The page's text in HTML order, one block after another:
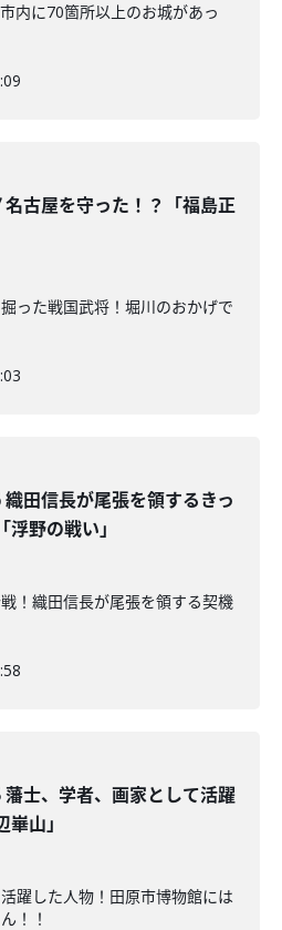
内に70箇所以上のお城があっ
古屋を守った！？「福島正
った戦国武将！堀川のおかげで
田信長が尾張を領するきっ
浮野の戦い」
！織田信長が尾張を領する契機
士、学者、画家として活躍
崋山」
躍した人物！田原市博物館には
！！